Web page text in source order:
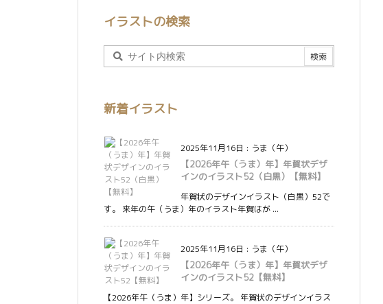
イラストの検索
新着イラスト
2025年11月16日 : うま（午）
【2026年午（うま）年】年賀状デザ
インのイラスト52（白黒）【無料】
年賀状のデザインイラスト（白黒）52で
す。 来年の午（うま）年のイラスト年賀はが ...
2025年11月16日 : うま（午）
【2026年午（うま）年】年賀状デザ
インのイラスト52【無料】
【2026年午（うま）年】シリーズ。 年賀状のデザインイラス